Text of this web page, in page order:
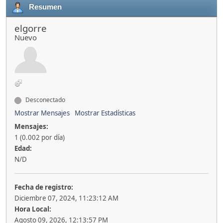
Resumen
elgorre
Nuevo
Desconectado
Mostrar Mensajes
Mostrar Estadísticas
Mensajes:
1 (0.002 por día)
Edad:
N/D
Fecha de registro:
Diciembre 07, 2024, 11:23:12 AM
Hora Local:
Agosto 09, 2026, 12:13:57 PM